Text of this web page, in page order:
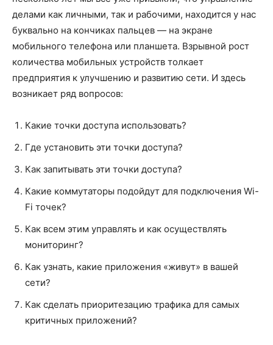
делами как личными, так и рабочими, находится у нас
буквально на кончиках пальцев — на экране
мобильного телефона или планшета. Взрывной рост
количества мобильных устройств толкает
предприятия к улучшению и развитию сети. И здесь
возникает ряд вопросов:
Какие точки доступа использовать?
Где установить эти точки доступа?
Как запитывать эти точки доступа?
Какие коммутаторы подойдут для подключения Wi-
Fi точек?
Как всем этим управлять и как осуществлять
мониторинг?
Как узнать, какие приложения «живут» в вашей
сети?
Как сделать приоритезацию трафика для самых
критичных приложений?